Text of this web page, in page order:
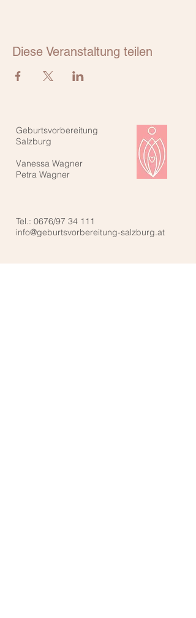
Diese Veranstaltung teilen
Geburtsvorbereitung
Salzburg
Vanessa Wagner
Petra Wagner
Tel.: 0676/97 34 111
info@geburtsvorbereitung-salzburg.at